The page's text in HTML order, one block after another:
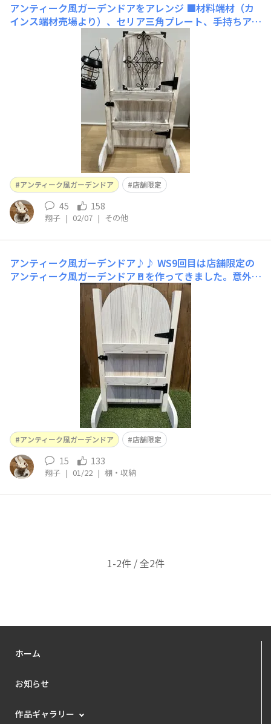
アンティーク風ガーデンドアをアレンジ ■材料端材（カ
インス端材売場より）、セリア三角プレート、手持ちアイ
アン ■作り方①ドアフレームの端は塞がっていないの
で、端材を付け横から土がこぼれないようにボンドでくっ
付けました（じゅなさんのアイデアを真似っこ👍）②端材
で四角く作りフレームを作りアイアンを付けて結束バンド
で固定③全体にほん
アンティーク風ガーデンドア 店舗限定
45 158
翔子 | 02/07 | その他
アンティーク風ガーデンドア♪♪ WS9回目は店舗限定の
アンティーク風ガーデンドア🚪を作ってきました。意外に
も高さ60cmあって存在感もしっかり良い感じ👍塗りがい
もありました。ただ、ジグソーでのカットは初手から曲が
る大波乱…でもアドバイザーさんのおかげで無事に修復で
きました🙏✨もう少し加工してから飾る予定です。
アンティーク風ガーデンドア 店舗限定
15 133
翔子 | 01/22 | 棚・収納
1-2件 / 全2件
ホーム
お知らせ
作品ギャラリー